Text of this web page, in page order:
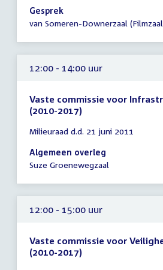
12:30
Gesprek
van Someren-Downerzaal
12:00 - 14:00 uur
Vaste commissie voor
(2010-2017)
vergadering
12:00
-
uur
Milieuraad d.d. 21 juni 2011
Algemeen overleg
Suze Groenewegzaal
12:00 - 15:00 uur
Vaste commissie voor
(2010-2017)